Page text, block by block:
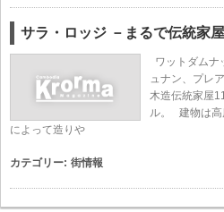
サラ・ロッジ －まるで伝統家
ワットダムナ
ュナン、プレ
木造伝統家屋
ル。 建物は高
によって造りや
カテゴリー: 街情報